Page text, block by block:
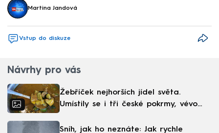
Martina Jandová
Vstup do diskuze
Návrhy pro vás
Žebříček nejhorších jídel světa.
Umístily se i tři české pokrmy, vévodí
Sníh, jak ho neznáte: Jak rychle